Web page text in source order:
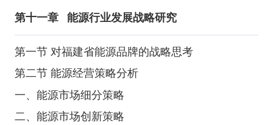
第十一章 能源行业发展战略研究
第一节 对福建省能源品牌的战略思考
第二节 能源经营策略分析
一、能源市场细分策略
二、能源市场创新策略